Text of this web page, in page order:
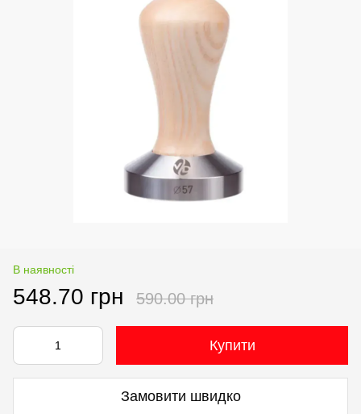
В наявності
548.70 грн 590.00 грн
Купити
Замовити швидко